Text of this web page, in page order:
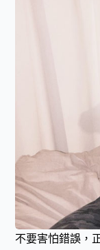
不要害怕錯誤，